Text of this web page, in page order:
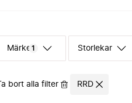
Märke 1 Storlekar
Ta bort alla filter RRD